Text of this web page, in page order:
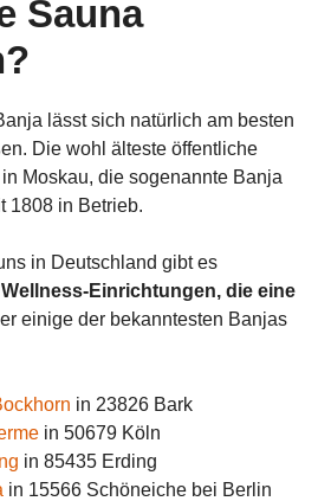
Sauna
lässt sich natürlich am besten
Die wohl älteste öffentliche
Moskau, die sogenannte Banja
1808 in Betrieb.
in Deutschland gibt es
Einrichtungen, die eine
einige der bekanntesten Banjas
in 23826 Bark
in 50679 Köln
in 85435 Erding
in 15566 Schöneiche bei Berlin